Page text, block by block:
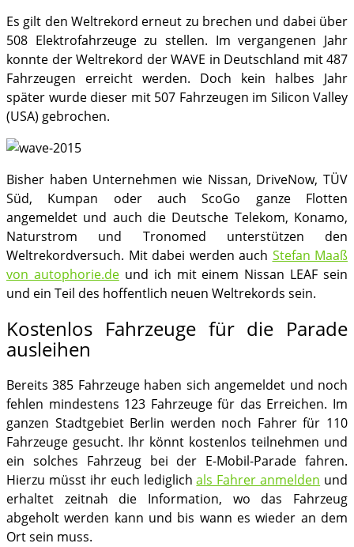
Es gilt den Weltrekord erneut zu brechen und dabei über
508 Elektrofahrzeuge zu stellen. Im vergangenen Jahr
konnte der Weltrekord der WAVE in Deutschland mit 487
Fahrzeugen erreicht werden. Doch kein halbes Jahr
später wurde dieser mit 507 Fahrzeugen im Silicon Valley
(USA) gebrochen.
Bisher haben Unternehmen wie Nissan, DriveNow, TÜV
Süd, Kumpan oder auch ScoGo ganze Flotten
angemeldet und auch die Deutsche Telekom, Konamo,
Naturstrom und Tronomed unterstützen den
Weltrekordversuch. Mit dabei werden auch Stefan Maaß
von autophorie.deund ich mit einem Nissan LEAF sein
und ein Teil des hoffentlich neuen Weltrekords sein.
Kostenlos Fahrzeuge für die Parade
ausleihen
Bereits 385 Fahrzeuge haben sich angemeldet und noch
fehlen mindestens 123 Fahrzeuge für das Erreichen. Im
ganzen Stadtgebiet Berlin werden noch Fahrer für 110
Fahrzeuge gesucht. Ihr könnt kostenlos teilnehmen und
ein solches Fahrzeug bei der E-Mobil-Parade fahren.
Hierzu müsst ihr euch lediglichals Fahrer anmelden und
erhaltet zeitnah die Information, wo das Fahrzeug
abgeholt werden kann und bis wann es wieder an dem
Ort sein muss.